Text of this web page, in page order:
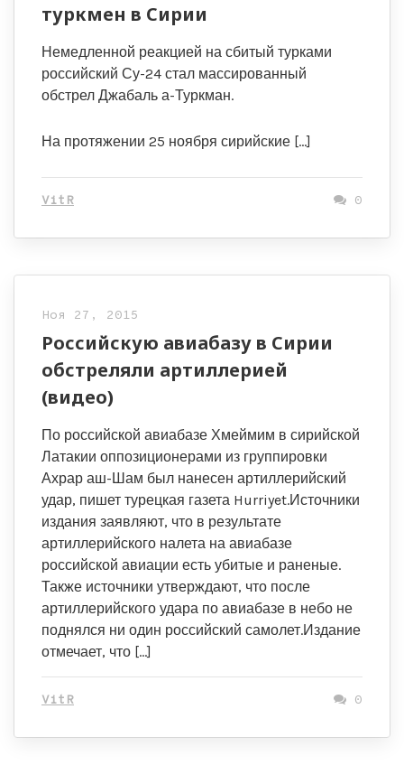
туркмен в Сирии
Немедленной реакцией на сбитый турками
российский Су-24 стал массированный
обстрел Джабаль а-Туркман.
На протяжении 25 ноября сирийские […]
VitR 0
Ноя 27, 2015
Российскую авиабазу в Сирии
обстреляли артиллерией
(видео)
По российской авиабазе Хмеймим в сирийской
Латакии оппозиционерами из группировки
Ахрар аш-Шам был нанесен артиллерийский
удар, пишет турецкая газета Hurriyet.Источники
издания заявляют, что в результате
артиллерийского налета на авиабазе
российской авиации есть убитые и раненые.
Также источники утверждают, что после
артиллерийского удара по авиабазе в небо не
поднялся ни один российский самолет.Издание
отмечает, что […]
VitR 0